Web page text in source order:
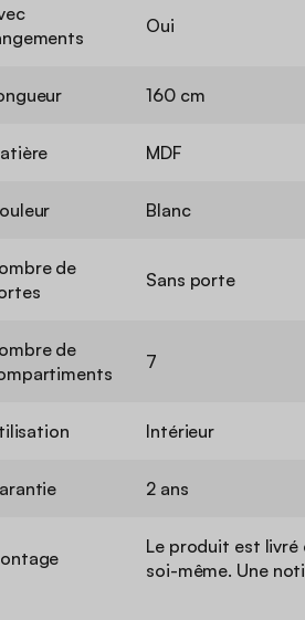
Oui
160 cm
MDF
Blanc
de
Sans porte
de
7
Intérieur
2 ans
Le produit est livré
soi-même. Une